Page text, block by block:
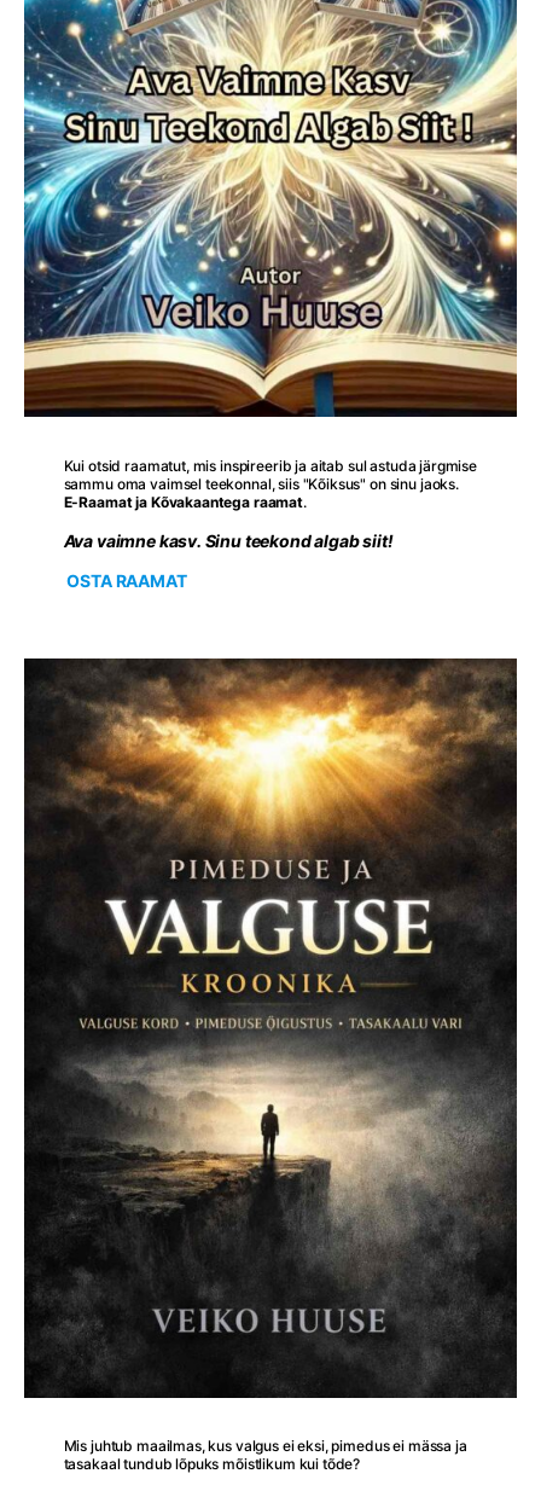
Kui otsid raamatut, mis inspireerib ja aitab sul astuda järgmise
sammu oma vaimsel teekonnal, siis "Kõiksus" on sinu jaoks.
E-Raamat ja Kõvakaantega raamat.
Ava vaimne kasv. Sinu teekond algab siit!
OSTA RAAMAT
Mis juhtub maailmas, kus valgus ei eksi, pimedus ei mässa ja
tasakaal tundub lõpuks mõistlikum kui tõde?